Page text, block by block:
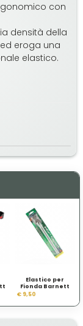
con
densità della
eroga una
elastico.
Elastico per
Fionda Barnett
€ 9,50